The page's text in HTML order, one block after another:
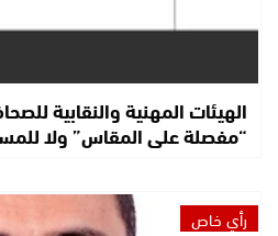
الهيئات المهنية والنقابية
“مفصلة على المقاس” ولا
رأي خاص